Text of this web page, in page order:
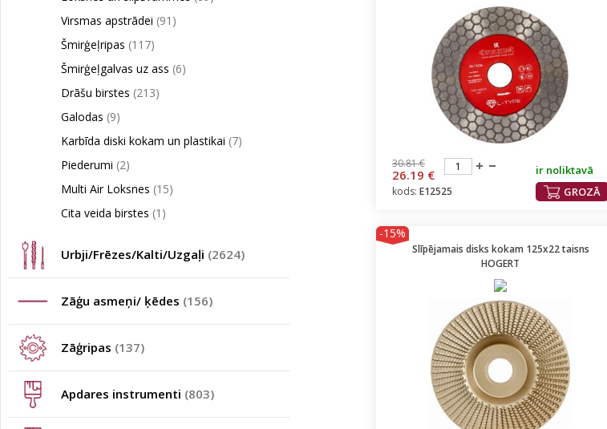
Virsmas apstrādei (91)
Šmirģeļripas (117)
Šmirģeļgalvas uz ass (6)
Drāšu birstes (213)
Galodas (9)
Karbīda diski kokam un plastikai (7)
Piederumi (2)
Multi Air Loksnes (15)
Cita veida birstes (1)
Urbji/Frēzes/Kalti/Uzgaļi (2624)
Zāģu asmeņi/ ķēdes (156)
Zāģripas (137)
Apdares instrumenti (803)
30.81 €
26.19 €
ir noliktavā
GROZĀ
kods: E12525
-15%
Slīpējamais disks kokam 125x22 taisns
HOGERT